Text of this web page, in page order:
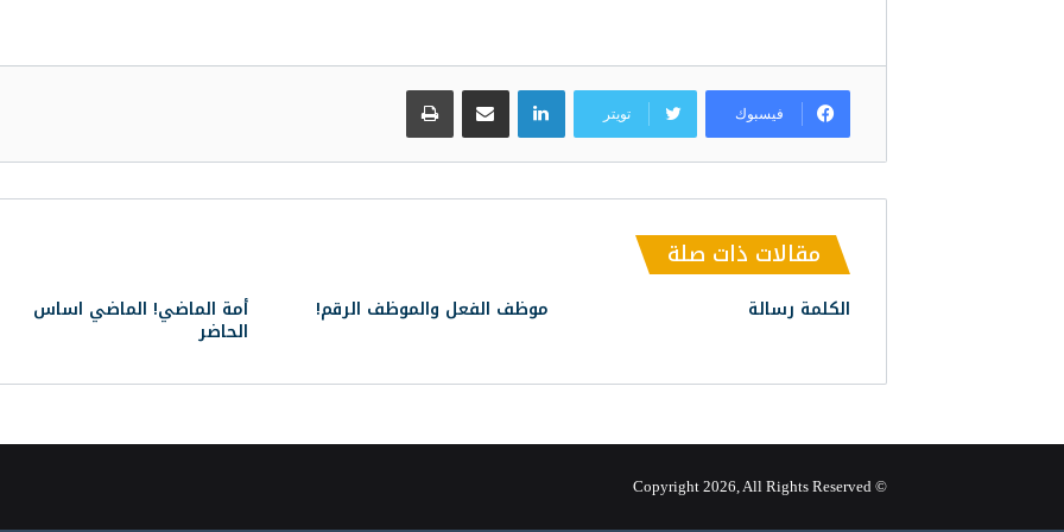
فيسبوك تويتر
لينكدإن مشاركة عبر البريد
مقالات ذات صلة
الكلمة رسالة موظف الفعل والموظف الرقم! أمة الماضي! الماضي اساس
الحاضر
© Copyright 2026, All Rights Reserved